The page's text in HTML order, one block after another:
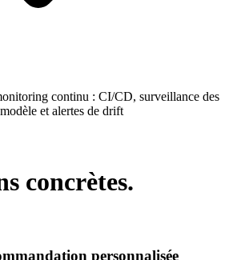
continu : CI/CD, surveillance des
et alertes de drift
concrètes.
personnalisée